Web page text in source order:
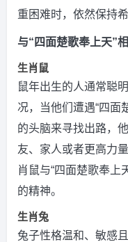
重困难时，依然保持
与“四面楚歌奉上天”
生肖鼠
鼠年出生的人通常聪
况，当他们遭遇“四面
的头脑来寻找出路，
友、家人或者更高力
肖鼠与“四面楚歌奉上
的精神。
生肖兔
兔子性格温和、敏感